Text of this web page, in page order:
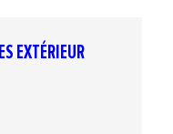
EXTÉRIEUR